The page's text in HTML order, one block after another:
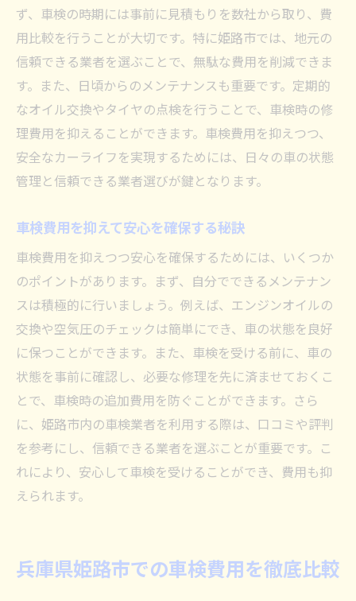
ず、車検の時期には事前に見積もりを数社から取り、費
用比較を行うことが大切です。特に姫路市では、地元の
信頼できる業者を選ぶことで、無駄な費用を削減できま
す。また、日頃からのメンテナンスも重要です。定期的
なオイル交換やタイヤの点検を行うことで、車検時の修
理費用を抑えることができます。車検費用を抑えつつ、
安全なカーライフを実現するためには、日々の車の状態
管理と信頼できる業者選びが鍵となります。
車検費用を抑えて安心を確保する秘訣
車検費用を抑えつつ安心を確保するためには、いくつか
のポイントがあります。まず、自分でできるメンテナン
スは積極的に行いましょう。例えば、エンジンオイルの
交換や空気圧のチェックは簡単にでき、車の状態を良好
に保つことができます。また、車検を受ける前に、車の
状態を事前に確認し、必要な修理を先に済ませておくこ
とで、車検時の追加費用を防ぐことができます。さら
に、姫路市内の車検業者を利用する際は、口コミや評判
を参考にし、信頼できる業者を選ぶことが重要です。こ
れにより、安心して車検を受けることができ、費用も抑
えられます。
兵庫県姫路市での車検費用を徹底比較